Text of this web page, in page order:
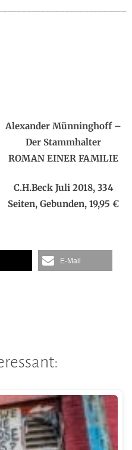
Alexander Münninghoff –
Der Stammhalter
ROMAN EINER FAMILIE
C.H.Beck Juli 2018, 334
Seiten, Gebunden, 19,95 €
E-Mail